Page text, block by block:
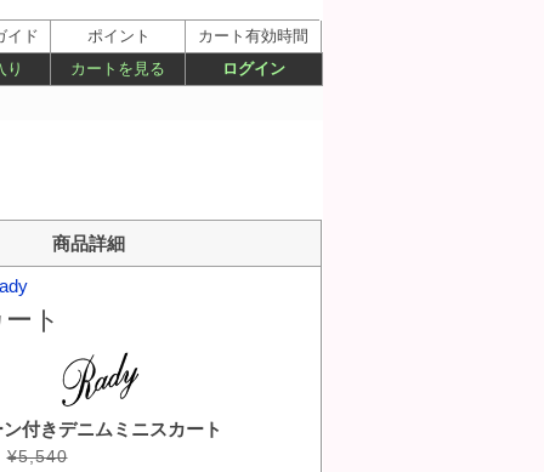
商品詳細
ト
付きデニムミニスカート
¥5,540
イド ポイント
カート有効時間
り
カートを見る ログイン